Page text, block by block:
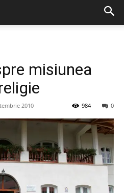
misiunea
2010 0
984